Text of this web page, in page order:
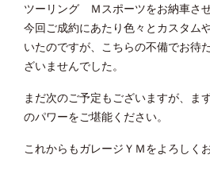
ツーリング Ｍスポーツをお納車さ
今回ご成約にあたり色々とカスタム
いたのですが、こちらの不備でお待
ざいませんでした。
まだ次のご予定もございますが、ま
のパワーをご堪能ください。
これからもガレージＹＭをよろしく